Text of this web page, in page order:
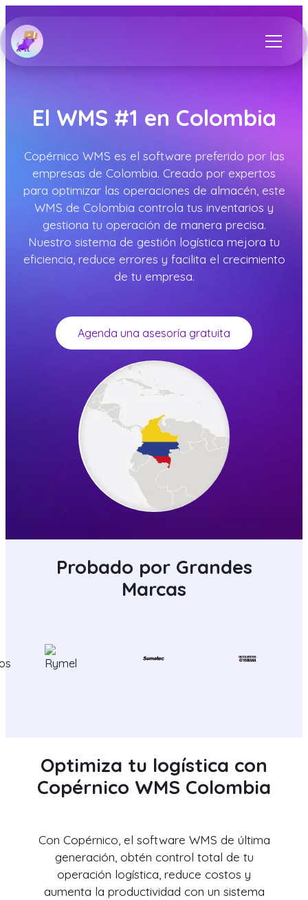
El WMS #1 en Colombia
Copérnico WMS es el software preferido por las
empresas de Colombia. Creado por expertos
para optimizar las operaciones de almacén, este
WMS de Colombia controla tus inventarios y
gestiona tu operación de manera precisa.
Nuestro sistema de gestión logística mejora tu
eficiencia, reduce errores y facilita el crecimiento
de tu empresa.
Agenda una asesoría gratuita
Probado por Grandes
Marcas
Optimiza tu logística con
Copérnico WMS Colombia
Con Copérnico, el software WMS de última
generación, obtén control total de tu
operación logística, reduce costos y
aumenta la productividad con un sistema